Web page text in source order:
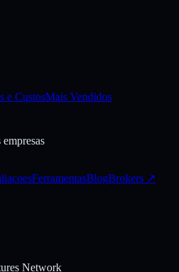
e CustosMais Vendidos
FerramentasBlogBrokers ↗
Network